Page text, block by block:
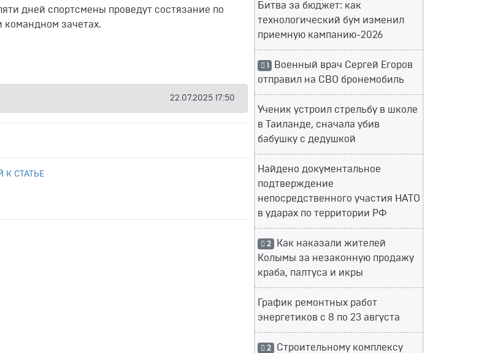
дней спортсмены проведут состязание по
командном зачетах.
22.07.2025 17:50
К СТАТЬЕ
Битва за бюджет: как
технологический бум изменил
приемную кампанию-2026
1 Военный врач Сергей Егоров
отправил на СВО бронемобиль
Ученик устроил стрельбу в школе
в Таиланде, сначала убив
бабушку с дедушкой
Найдено документальное
подтверждение
непосредственного участия НАТО
в ударах по территории РФ
2 Как наказали жителей
Колымы за незаконную продажу
краба, палтуса и икры
График ремонтных работ
энергетиков с 8 по 23 августа
2 Строительному комплексу